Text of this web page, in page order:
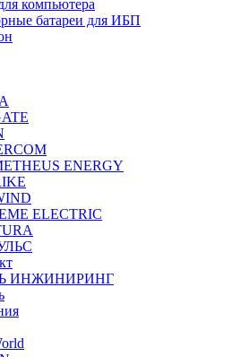
компьютера
батареи для ИБП
ENERGY
ELECTRIC
ИНЖИНИРИНГ